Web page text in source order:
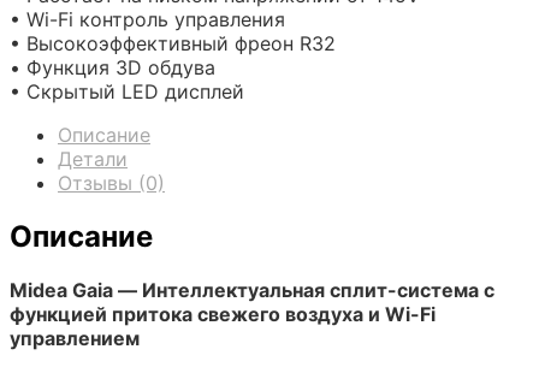
• Wi-Fi контроль управления
• Высокоэффективный фреон R32
• Функция 3D обдува
• Скрытый LED дисплей
Описание
Детали
Отзывы (0)
Описание
Midea Gaia — Интеллектуальная сплит-система с
функцией притока свежего воздуха и Wi-Fi
управлением